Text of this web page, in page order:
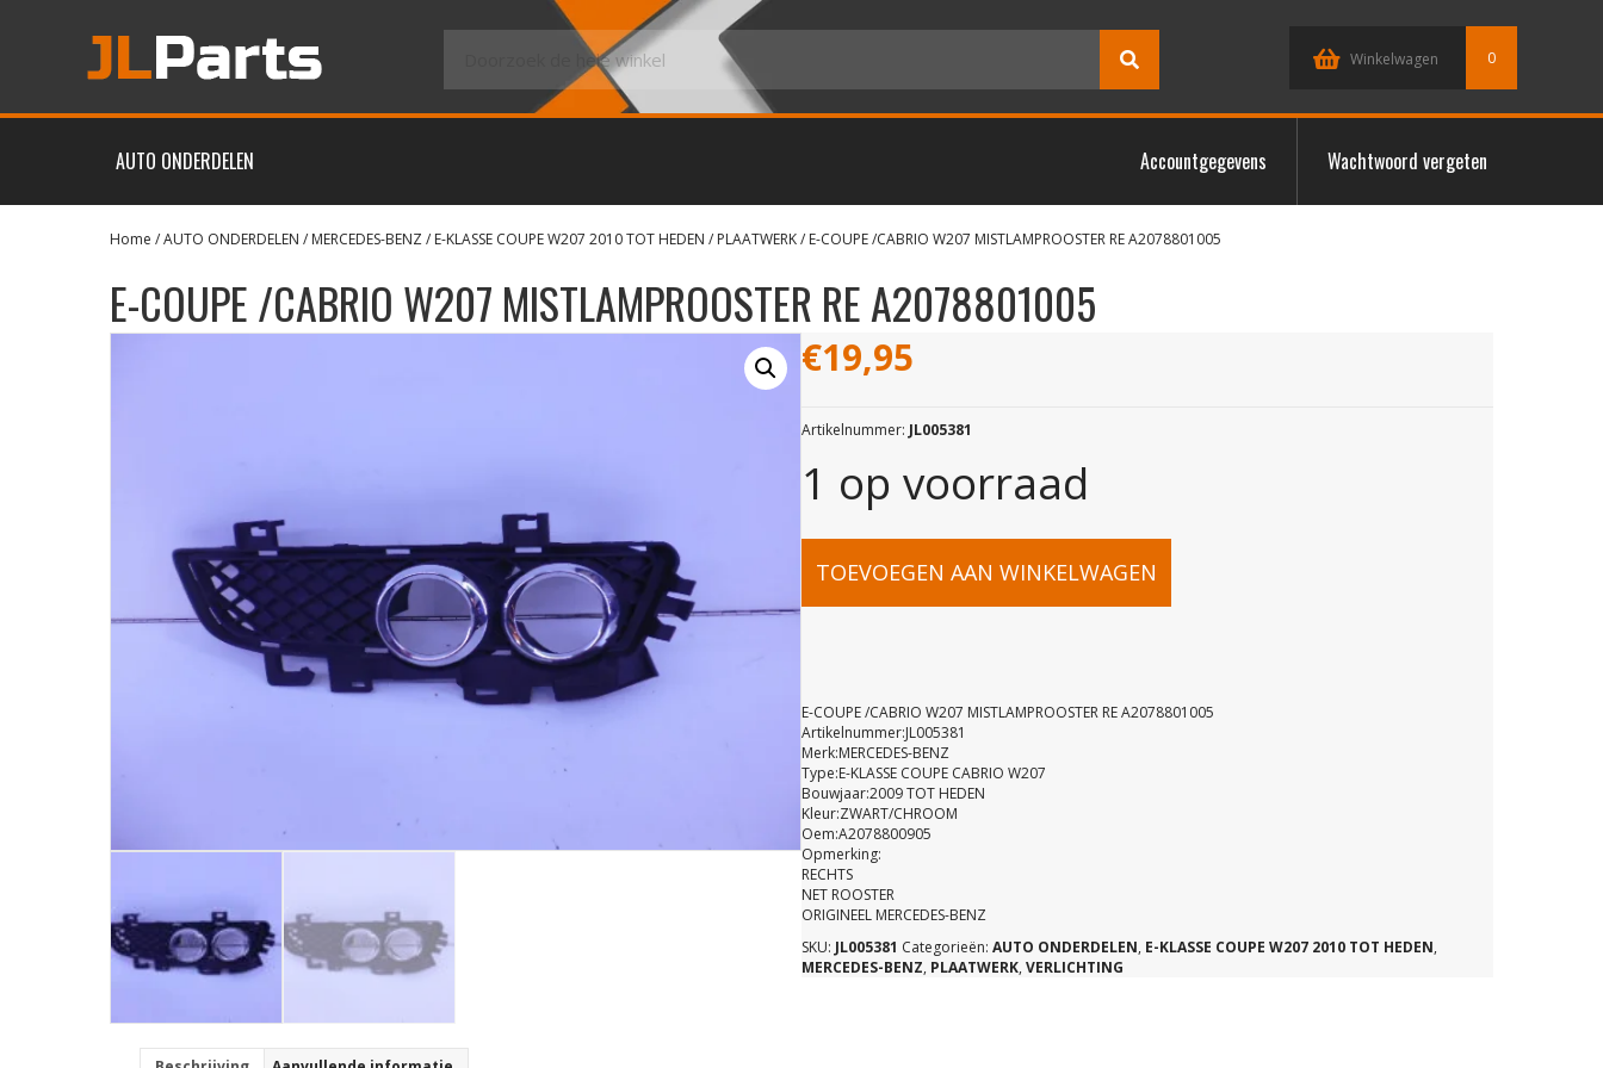
Winkelwagen 0
AUTO ONDERDELEN Accountgegevens Wachtwoord vergeten
Home /AUTO ONDERDELEN / MERCEDES-BENZ/ E-KLASSE COUPE W207 2010 TOT HEDEN / PLAATWERK/ E-COUPE /CABRIO W207 MISTLAMPROOSTER RE A2078801005
E-COUPE /CABRIO W207 MISTLAMPROOSTER RE A2078801005
€19,95
Artikelnummer: JL005381
1 op voorraad
E-
/CABRIO
W207
MISTLAMPROOSTER
RE
A2078801005
TOEVOEGEN AAN WINKELWAGEN
E-COUPE /CABRIO W207 MISTLAMPROOSTER RE A2078801005
Artikelnummer:JL005381
Merk:MERCEDES-BENZ
Type:E-KLASSE COUPE CABRIO W207
Bouwjaar:2009 TOT HEDEN
Kleur:ZWART/CHROOM
Oem:A2078800905
Opmerking:
RECHTS
NET ROOSTER
ORIGINEEL MERCEDES-BENZ
SKU: JL005381 Categorieën: AUTO ONDERDELEN, E-KLASSE COUPE W207 2010 TOT HEDEN,
MERCEDES-BENZ, PLAATWERK, VERLICHTING